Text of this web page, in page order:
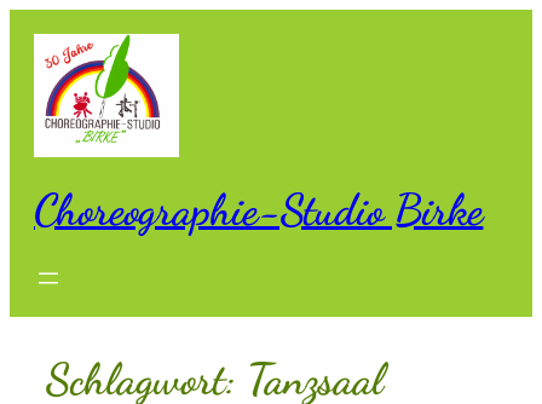
Inhalt
springen
Choreographie-Studio Birke
Schlagwort: Tanzsaal